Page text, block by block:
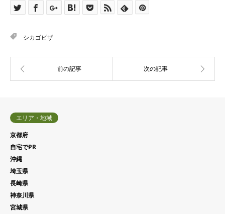
シカゴピザ
エリア・地域
京都府
自宅でPR
沖縄
埼玉県
長崎県
神奈川県
宮城県